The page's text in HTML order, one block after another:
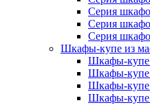
Серия
Серия
Серия
Шкафы-купе из
Шкафы-купе
Шкафы-купе
Шкафы-купе
Шкафы-купе